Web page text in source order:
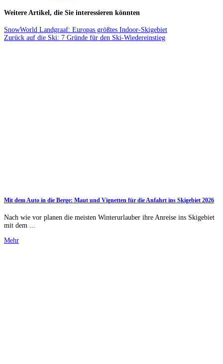
Weitere Artikel, die Sie interessieren könnten
SnowWorld Landgraaf: Europas größtes Indoor-Skigebiet
Zurück auf die Ski: 7 Gründe für den Ski-Wiedereinstieg
Mit dem Auto in die Berge: Maut und Vignetten für die Anfahrt ins Skigebiet 2026
Nach wie vor planen die meisten Winterurlauber ihre Anreise ins Skigebiet
mit dem ...
Mehr